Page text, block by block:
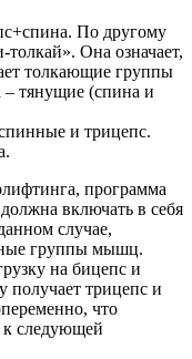
По другому
толкай». Она означает,
толкающие группы
– тянущие (спина и
и трицепс.
программа
включать в себя
случае,
группы мышц.
на бицепс и
получает трицепс и
что
к следующей